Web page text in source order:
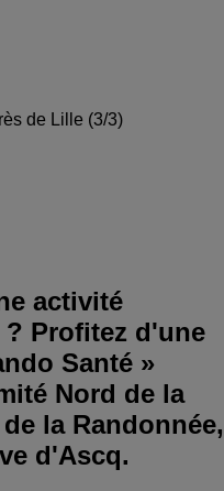
activité
Profitez d'une
Santé »
Nord de la
la Randonnée,
d'Ascq.